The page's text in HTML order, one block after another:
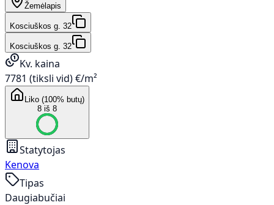
Žemėlapis
Kosciuškos g. 32
Kosciuškos g. 32
Kv. kaina
7781 (tiksli vid) €/m²
Liko (100% butų)
8 iš 8
Statytojas
Kenova
Tipas
Daugiabučiai